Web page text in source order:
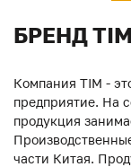
БРЕНД TIM
Компания TIM -
предприятие. На
продукция
части Китая.